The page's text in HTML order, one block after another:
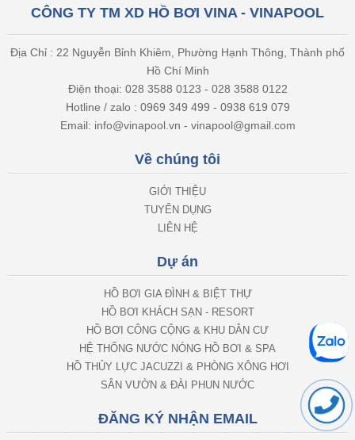
CÔNG TY TM XD HỒ BƠI VINA - VINAPOOL
Địa Chỉ : 22 Nguyễn Bỉnh Khiêm, Phường Hạnh Thông, Thành phố
Hồ Chí Minh
Điện thoại: 028 3588 0123 - 028 3588 0122
Hotline / zalo : 0969 349 499 - 0938 619 079
Email: info@vinapool.vn - vinapool@gmail.com
Về chúng tôi
GIỚI THIỆU
TUYỂN DỤNG
LIÊN HỆ
Dự án
HỒ BƠI GIA ĐÌNH & BIỆT THỰ
HỒ BƠI KHÁCH SẠN - RESORT
HỒ BƠI CÔNG CỘNG & KHU DÂN CƯ
HỆ THỐNG NƯỚC NÓNG HỒ BƠI & SPA
HỒ THỦY LỰC JACUZZI & PHÒNG XÔNG HƠI
SÂN VƯỜN & ĐÀI PHUN NƯỚC
ĐĂNG KÝ NHẬN EMAIL